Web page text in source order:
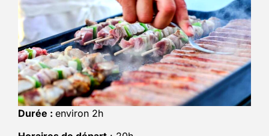
Durée : environ 2h